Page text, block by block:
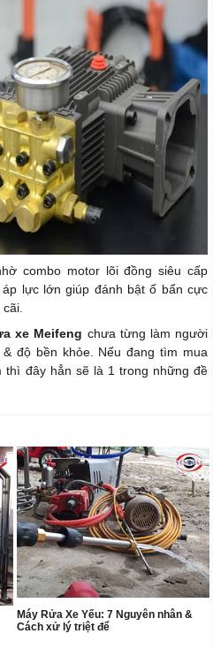
combo motor lõi đồng siêu cấp
lực lớn giúp đánh bật ố bẩn cực
cãi.
xe Meifeng chưa từng làm người
độ bền khỏe. Nếu đang tìm mua
thì đây hẳn sẽ là 1 trong những đề
Máy Rửa Xe Yếu: 7 Nguyên nhân &
Cách xử lý triệt để